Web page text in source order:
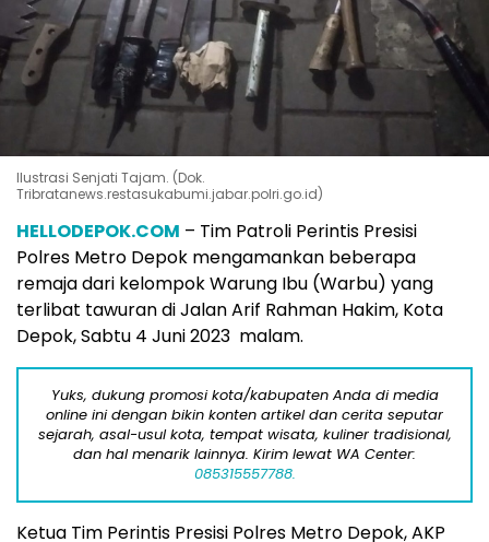
Ilustrasi Senjati Tajam. (Dok.
Tribratanews.restasukabumi.jabar.polri.go.id)
HELLODEPOK.COM – Tim Patroli Perintis Presisi
Polres Metro Depok mengamankan beberapa
remaja dari kelompok Warung Ibu (Warbu) yang
terlibat tawuran di Jalan Arif Rahman Hakim, Kota
Depok, Sabtu 4 Juni 2023 malam.
Yuks, dukung promosi kota/kabupaten Anda di media
online ini dengan bikin konten artikel dan cerita seputar
sejarah, asal-usul kota, tempat wisata, kuliner tradisional,
dan hal menarik lainnya. Kirim lewat WA Center:
085315557788.
Ketua Tim Perintis Presisi Polres Metro Depok, AKP